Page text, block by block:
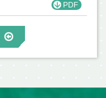
PDF